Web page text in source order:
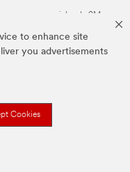
to enhance site
you advertisements
Cookies
marcas comerciales de 3M.